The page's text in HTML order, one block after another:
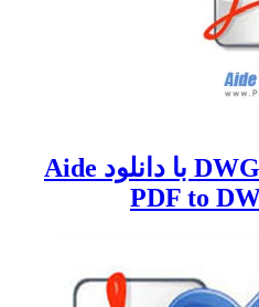
تبدیل فرمت PDF به DWG با دانلود Aide
PDF to